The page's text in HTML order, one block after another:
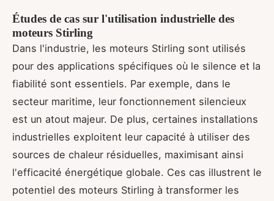
Études de cas sur l'utilisation industrielle des
moteurs Stirling
Dans l'industrie, les moteurs Stirling sont utilisés
pour des applications spécifiques où le silence et la
fiabilité sont essentiels. Par exemple, dans le
secteur maritime, leur fonctionnement silencieux
est un atout majeur. De plus, certaines installations
industrielles exploitent leur capacité à utiliser des
sources de chaleur résiduelles, maximisant ainsi
l'efficacité énergétique globale. Ces cas illustrent le
potentiel des moteurs Stirling à transformer les